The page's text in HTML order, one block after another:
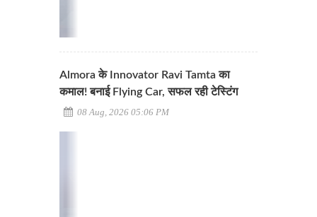
Almora के Innovator Ravi Tamta का
कमाल! बनाई Flying Car, सफल रही टेस्टिंग
08 Aug, 2026 05:06 PM